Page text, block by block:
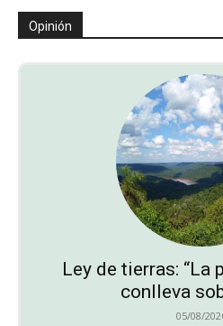
Opinión
Ley de tierras: “La
conlleva
05/08/